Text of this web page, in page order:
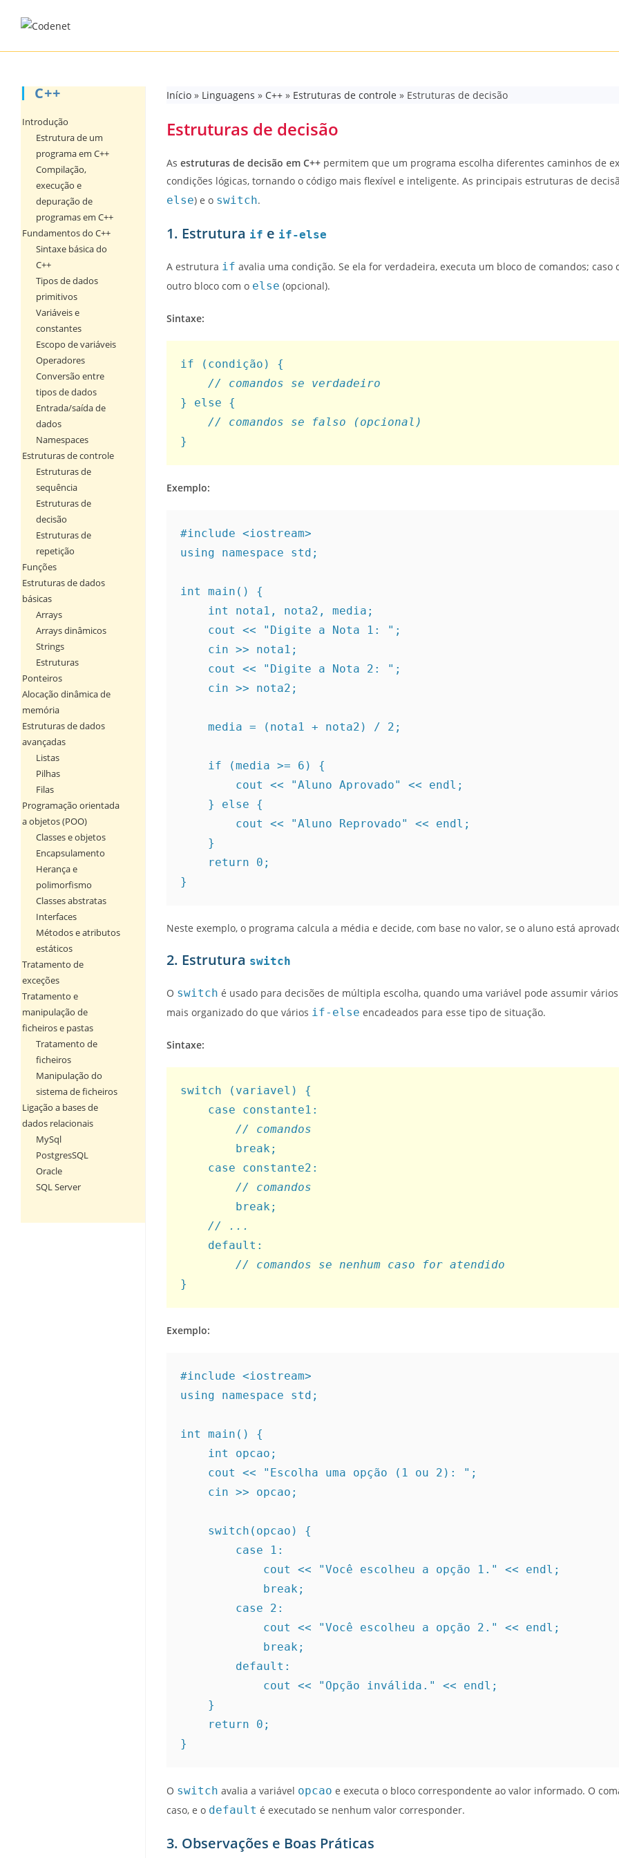
Início» Linguagens » C++» Estruturas de controle » Estruturas de decisão
Estruturas de decisão
As estruturas de decisão em C++permitem que um programa escolha diferentes caminhos de
condições lógicas, tornando o código mais flexível e inteligente. As principais estruturas de
else) e o switch.
1. Estrutura if e if-else
A estrutura if avalia uma condição. Se ela for verdadeira, executa um bloco de comandos; caso
outro bloco com o else (opcional).
Sintaxe:
if (condição) {
// comandos se verdadeiro
} else {
// comandos se falso (opcional)
}
Exemplo:
#include <iostream>
using namespace std;
int main() {
    int nota1, nota2, media;
    cout << "Digite a Nota 1: ";
    cin >> nota1;
    cout << "Digite a Nota 2: ";
    cin >> nota2;
    media = (nota1 + nota2) / 2;
    if (media >= 6) {
        cout << "Aluno Aprovado" << endl;
    } else {
        cout << "Aluno Reprovado" << endl;
    }
    return 0;
}
Neste exemplo, o programa calcula a média e decide, com base no valor, se o aluno está
2. Estrutura switch
O switch é usado para decisões de múltipla escolha, quando uma variável pode assumir
mais organizado do que vários if-else encadeados para esse tipo de situação.
Sintaxe:
switch (variavel) {
    case constante1:
// comandos
        break;
    case constante2:
// comandos
        break;
// ...
    default:
// comandos se nenhum caso for atendido
}
Exemplo:
#include <iostream>
using namespace std;
int main() {
    int opcao;
    cout << "Escolha uma opção (1 ou 2): ";
    cin >> opcao;
    switch(opcao) {
        case 1:
            cout << "Você escolheu a opção 1." << endl;
            break;
        case 2:
            cout << "Você escolheu a opção 2." << endl;
            break;
        default:
            cout << "Opção inválida." << endl;
    }
    return 0;
}
O switch avalia a variável opcao e executa o bloco correspondente ao valor informado. O
caso, e o default é executado se nenhum valor corresponder.
3. Observações e Boas Práticas
C++
Introdução
Estrutura de um
programa em C++
Compilação,
execução e
depuração de
programas em C++
Fundamentos do C++
Sintaxe básica do
C++
Tipos de dados
primitivos
Variáveis e
constantes
Escopo de variáveis
Operadores
Conversão entre
tipos de dados
Entrada/saída de
dados
Namespaces
Estruturas de controle
Estruturas de
sequência
Estruturas de
decisão
Estruturas de
repetição
Funções
Estruturas de dados
básicas
Arrays
Arrays dinâmicos
Strings
Estruturas
Ponteiros
Alocação dinâmica de
memória
Estruturas de dados
avançadas
Listas
Pilhas
Filas
Programação orientada
a objetos (POO)
Classes e objetos
Encapsulamento
Herança e
polimorfismo
Classes abstratas
Interfaces
Métodos e atributos
estáticos
Tratamento de
exceções
Tratamento e
manipulação de
ficheiros e pastas
Tratamento de
ficheiros
Manipulação do
sistema de ficheiros
Ligação a bases de
dados relacionais
MySql
PostgresSQL
Oracle
SQL Server